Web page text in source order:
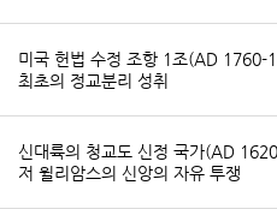
미국 헌법 수정 조항 1조(AD 1760-
최초의 정교분리 성취
신대륙의 청교도 신정 국가(AD
저 윌리암스의 신앙의 자유 투쟁